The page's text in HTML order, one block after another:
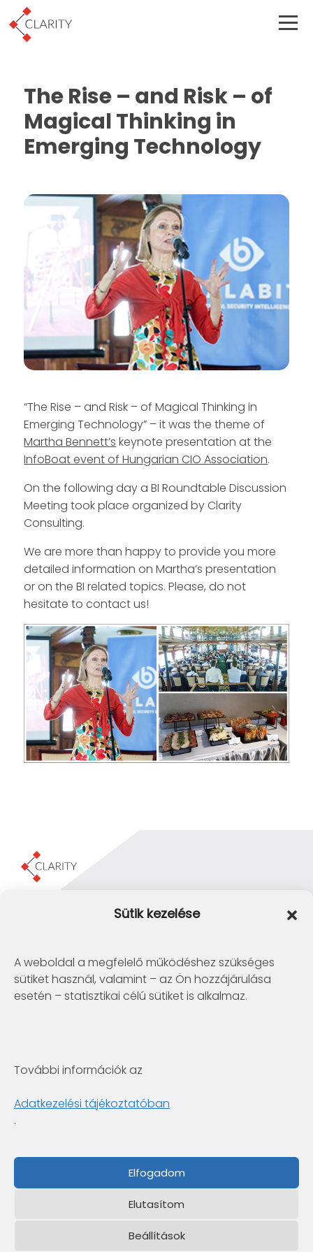
Sütik kezelése
A weboldal a megfelelő működéshez szükséges
sütiket használ, valamint – az Ön hozzájárulása
esetén – statisztikai célú sütiket is alkalmaz.
További információk az
Adatkezelési tájékoztatóban
.
Elfogadom
Elutasítom
Beállítások
The Rise – and Risk – of
Magical Thinking in
Emerging Technology
“The Rise – and Risk – of Magical Thinking in
Emerging Technology” – it was the theme of
Martha Bennett’s keynote presentation at the
InfoBoat event of Hungarian CIO Association.
On the following day a BI Roundtable Discussion
Meeting took place organized by Clarity
Consulting.
We are more than happy to provide you more
detailed information on Martha’s presentation
or on the BI related topics. Please, do not
hesitate to contact us!
Clarity Consulting Kft.
1145 Budapest, Erzsébet Királyné útja 29/b.
Telconex Middle East
BH: +973 1742 2299
6722 Szeged, Gogol utca 3. 4.em.
+36 1 422-3030
Fabintel Pakistan
PK: +92 42 35846171
UK: +44-741-8447636
info@fabintel.com
New Garden Town, Lahore-54600, Pakistan